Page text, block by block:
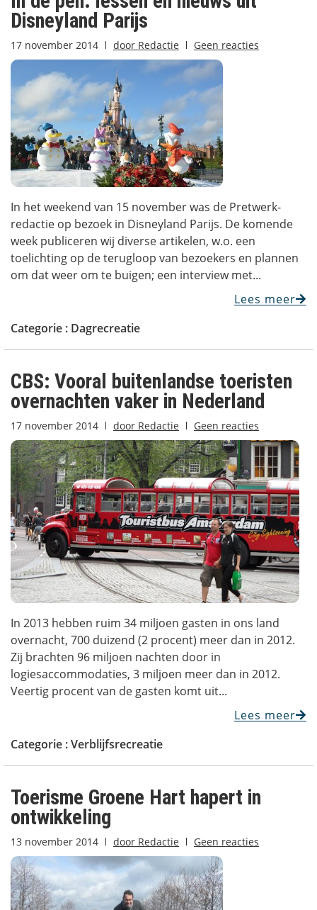
Disneyland Parijs
17 november 2014 door Redactie Geen reacties
In het weekend van 15 november was de Pretwerk-
redactie op bezoek in Disneyland Parijs. De komende
week publiceren wij diverse artikelen, w.o. een
toelichting op de terugloop van bezoekers en plannen
om dat weer om te buigen; een interview met...
Lees meer
Categorie : Dagrecreatie
CBS: Vooral buitenlandse toeristen
overnachten vaker in Nederland
17 november 2014 door Redactie Geen reacties
In 2013 hebben ruim 34 miljoen gasten in ons land
overnacht, 700 duizend (2 procent) meer dan in 2012.
Zij brachten 96 miljoen nachten door in
logiesaccommodaties, 3 miljoen meer dan in 2012.
Veertig procent van de gasten komt uit...
Lees meer
Categorie :Verblijfsrecreatie
Toerisme Groene Hart hapert in
ontwikkeling
13 november 2014 door Redactie Geen reacties